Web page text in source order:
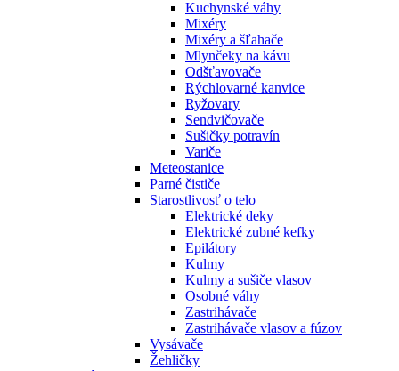
Kuchynské váhy
Mixéry
Mixéry a šľahače
Mlynčeky na kávu
Odšťavovače
Rýchlovarné kanvice
Ryžovary
Sendvičovače
Sušičky potravín
Variče
Meteostanice
Parné čističe
Starostlivosť o telo
Elektrické deky
Elektrické zubné kefky
Epilátory
Kulmy
Kulmy a sušiče vlasov
Osobné váhy
Zastrihávače
Zastrihávače vlasov a fúzov
Vysávače
Žehličky